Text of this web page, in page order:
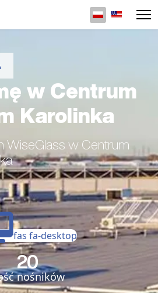
Wybierz swój
w Centrum
Karolinka
WiseGlass w Centrum
fas fa-desktop
20
nośników